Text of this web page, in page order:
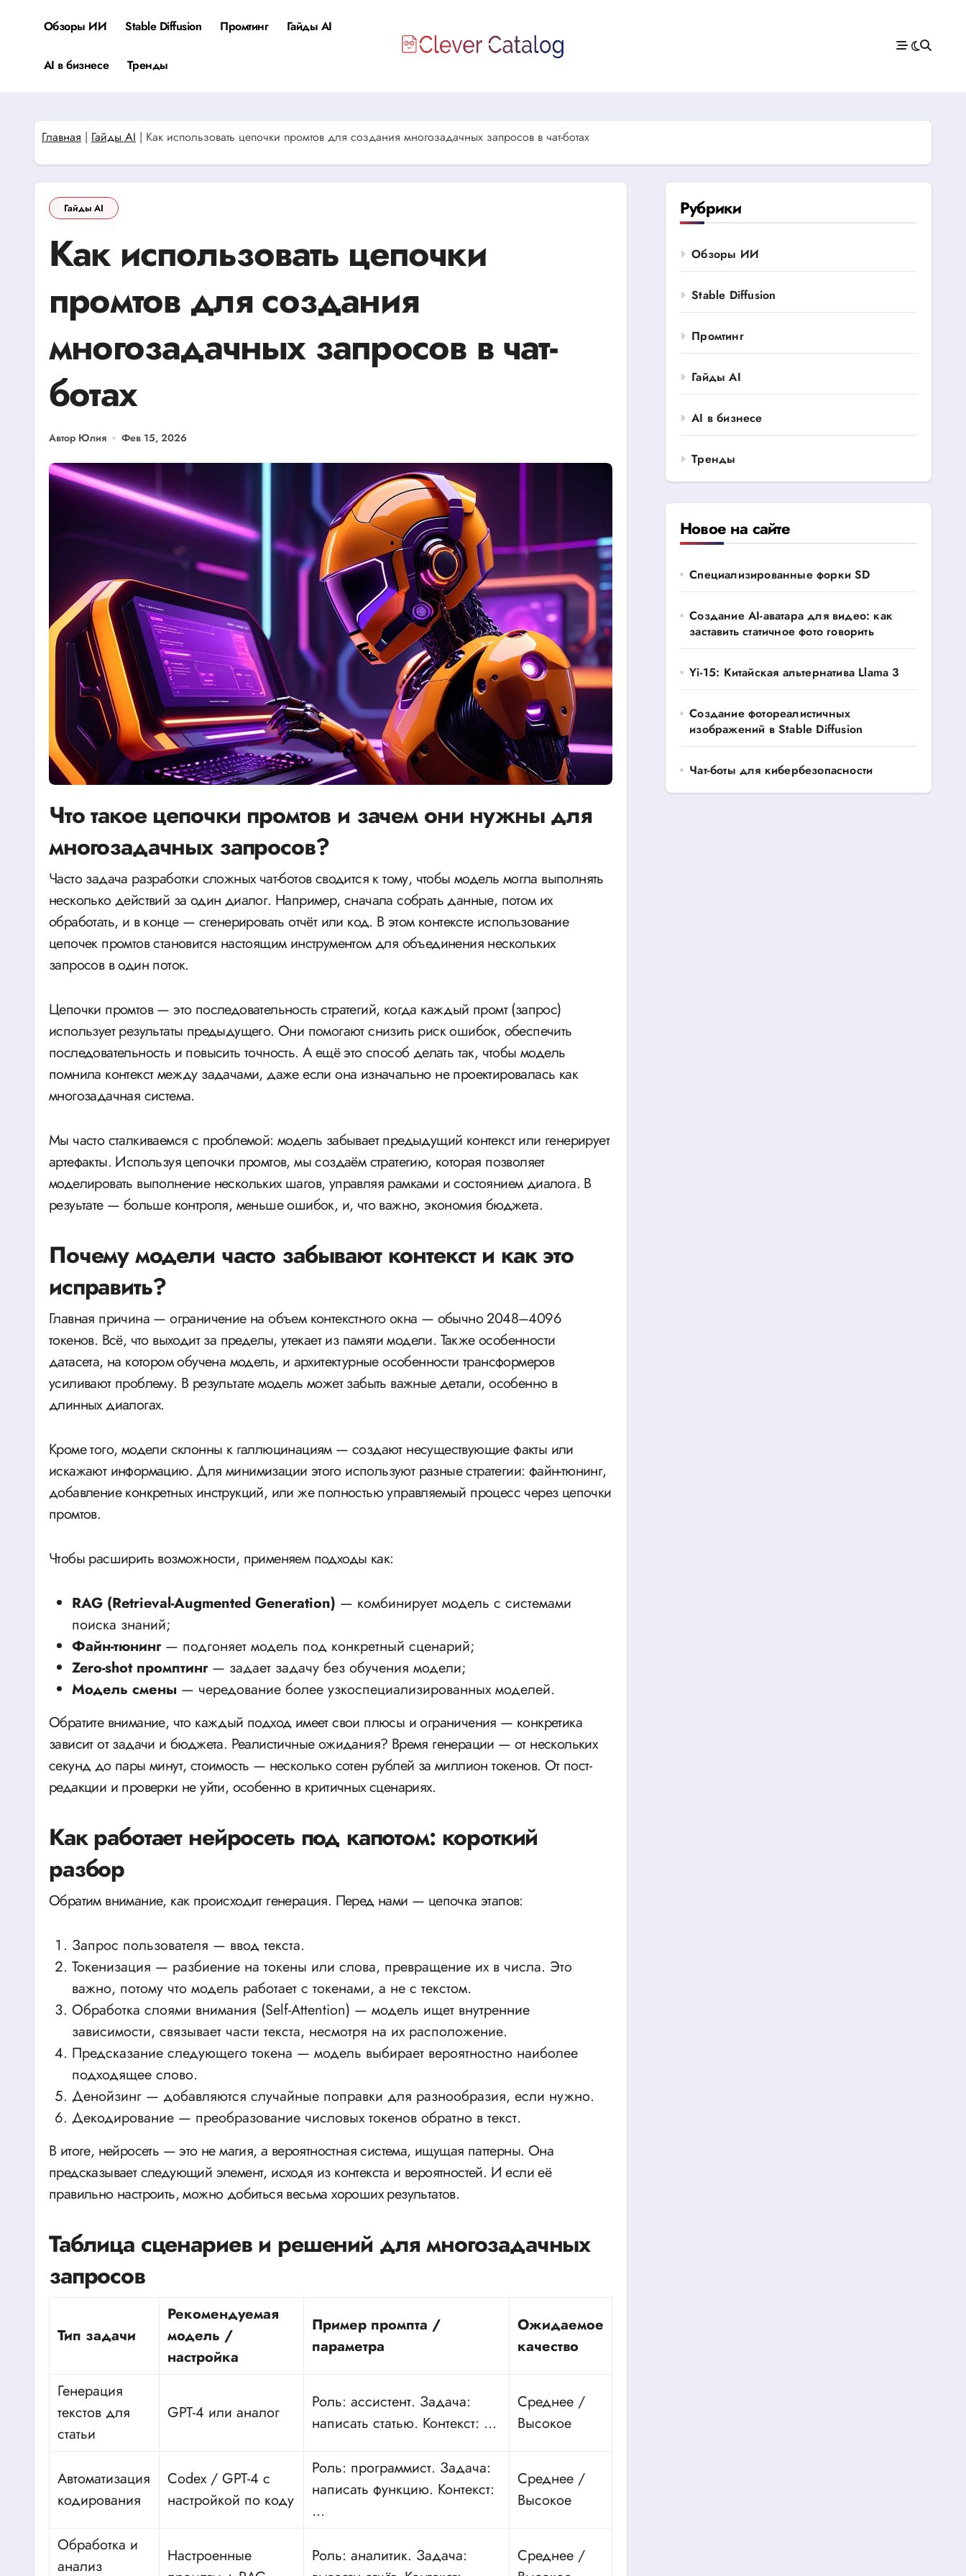
Обзоры ИИ Stable Diffusion Промтинг Гайды AI
AI в бизнесе Тренды
Главная | Гайды AI | Как использовать цепочки промтов для создания многозадачных запросов в чат-ботах
Гайды AI
Как использовать цепочки
промтов для создания
многозадачных запросов в чат-
ботах
Автор Юлия Фев 15, 2026
Что такое цепочки промтов и зачем они нужны для
многозадачных запросов?
Часто задача разработки сложных чат-ботов сводится к тому, чтобы модель могла выполнять
несколько действий за один диалог. Например, сначала собрать данные, потом их
обработать, и в конце — сгенерировать отчёт или код. В этом контексте использование
цепочек промтов становится настоящим инструментом для объединения нескольких
запросов в один поток.
Цепочки промтов — это последовательность стратегий, когда каждый промт (запрос)
использует результаты предыдущего. Они помогают снизить риск ошибок, обеспечить
последовательность и повысить точность. А ещё это способ делать так, чтобы модель
помнила контекст между задачами, даже если она изначально не проектировалась как
многозадачная система.
Мы часто сталкиваемся с проблемой: модель забывает предыдущий контекст или генерирует
артефакты. Используя цепочки промтов, мы создаём стратегию, которая позволяет
моделировать выполнение нескольких шагов, управляя рамками и состоянием диалога. В
резуьтате — больше контроля, меньше ошибок, и, что важно, экономия бюджета.
Почему модели часто забывают контекст и как это
исправить?
Главная причина — ограничение на объем контекстного окна — обычно 2048–4096
токенов. Всё, что выходит за пределы, утекает из памяти модели. Также особенности
датасета, на котором обучена модель, и архитектурные особенности трансформеров
усиливают проблему. В результате модель может забыть важные детали, особенно в
длинных диалогах.
Кроме того, модели склонны к галлюцинациям — создают несуществующие факты или
искажают информацию. Для минимизации этого используют разные стратегии: файн-тюнинг,
добавление конкретных инструкций, или же полностью управляемый процесс через цепочки
промтов.
Чтобы расширить возможности, применяем подходы как:
RAG (Retrieval-Augmented Generation) — комбинирует модель с системами
поиска знаний;
Файн-тюнинг— подгоняет модель под конкретный сценарий;
Zero-shot промптинг— задает задачу без обучения модели;
Модель смены — чередование более узкоспециализированных моделей.
Обратите внимание, что каждый подход имеет свои плюсы и ограничения — конкретика
зависит от задачи и бюджета. Реалистичные ожидания? Время генерации — от нескольких
секунд до пары минут, стоимость — несколько сотен рублей за миллион токенов. От пост-
редакции и проверки не уйти, особенно в критичных сценариях.
Как работает нейросеть под капотом: короткий
разбор
Обратим внимание, как происходит генерация. Перед нами — цепочка этапов:
Запрос пользователя — ввод текста.
Токенизация — разбиение на токены или слова, превращение их в числа. Это
важно, потому что модель работает с токенами, а не с текстом.
Обработка слоями внимания (Self-Attention) — модель ищет внутренние
зависимости, связывает части текста, несмотря на их расположение.
Предсказание следующего токена — модель выбирает вероятностно наиболее
подходящее слово.
Денойзинг — добавляются случайные поправки для разнообразия, если нужно.
Декодирование — преобразование числовых токенов обратно в текст.
В итоге, нейросеть — это не магия, а вероятностная система, ищущая паттерны. Она
предсказывает следующий элемент, исходя из контекста и вероятностей. И если её
правильно настроить, можно добиться весьма хороших результатов.
Таблица сценариев и решений для многозадачных
запросов
Тип задачи
Рекомендуемая
модель /
настройка
Пример промпта /
параметра
Ожидаемое
качество
Генерация
текстов для
статьи
GPT-4 или аналог
Роль: ассистент. Задача:
написать статью. Контекст: …
Среднее /
Высокое
Автоматизация
кодирования
Codex / GPT-4 с
настройкой по коду
Роль: программист. Задача:
написать функцию. Контекст:
…
Среднее /
Высокое
Обработка и
анализ
Настроенные
Роль: аналитик. Задача:
Среднее /
Рубрики
Обзоры ИИ
Stable Diffusion
Промтинг
Гайды AI
AI в бизнесе
Тренды
Новое на сайте
Специализированные форки SD
Создание AI-аватара для видео: как
заставить статичное фото говорить
Yi-15: Китайская альтернатива Llama 3
Создание фотореалистичных
изображений в Stable Diffusion
Чат-боты для кибербезопасности